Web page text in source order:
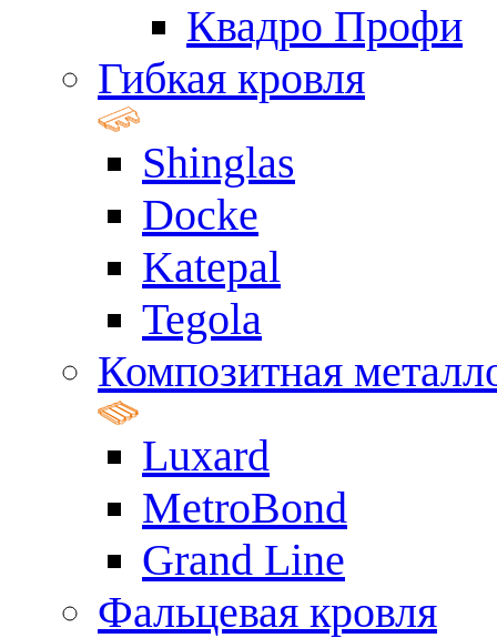
Квадро Профи
Гибкая кровля
Shinglas
Docke
Katepal
Tegola
Композитная
Luxard
MetroBond
Grand Line
Фальцевая кровля